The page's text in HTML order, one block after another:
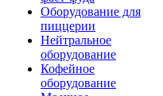
Оборудование для
пиццерии
Нейтральное
оборудование
Кофейное
оборудование